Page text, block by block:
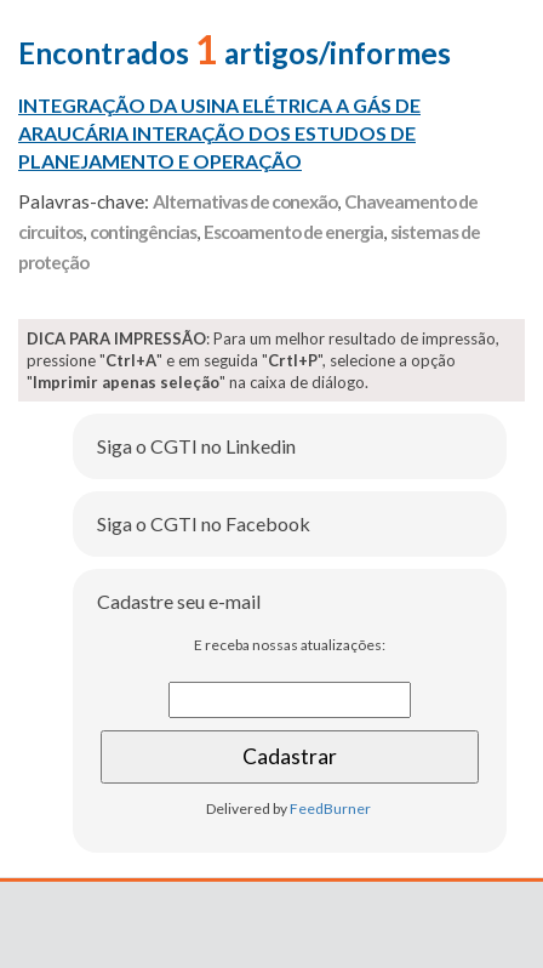
Encontrados 1 artigos/informes
INTEGRAÇÃO DA USINA ELÉTRICA A GÁS DE
ARAUCÁRIA INTERAÇÃO DOS ESTUDOS DE
PLANEJAMENTO E OPERAÇÃO
Palavras-chave: Alternativas de conexão, Chaveamento de
circuitos, contingências, Escoamento de energia, sistemas de
proteção
DICA PARA IMPRESSÃO: Para um melhor resultado de impressão,
pressione "Ctrl+A" e em seguida "Crtl+P", selecione a opção
"Imprimir apenas seleção" na caixa de diálogo.
Siga o CGTI no Linkedin
Siga o CGTI no Facebook
Cadastre seu e-mail
E receba nossas atualizações:
Delivered byFeedBurner